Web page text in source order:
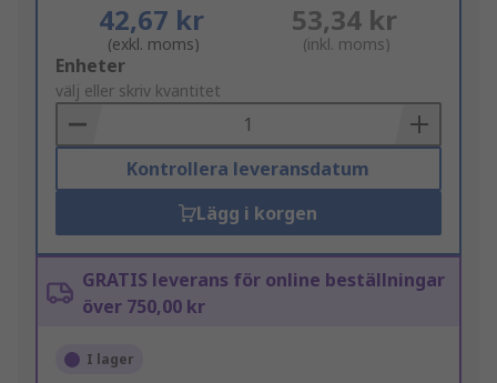
42,67 kr
(exkl. moms)
53,34 kr
(inkl. moms)
Add
to
Basket
Enheter
välj eller skriv kvantitet
Kontrollera leveransdatum
Lägg i korgen
GRATIS leverans för online beställningar
över 750,00 kr
I lager